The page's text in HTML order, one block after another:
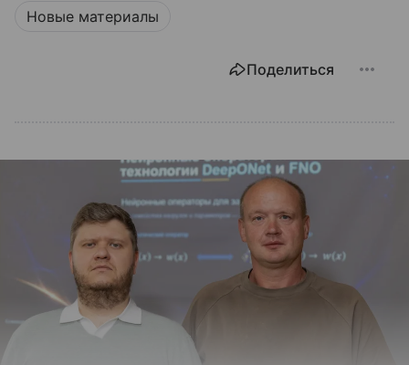
Новые материалы
Поделиться